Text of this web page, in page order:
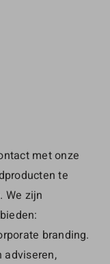
met onze
te
We zijn
branding.
adviseren,